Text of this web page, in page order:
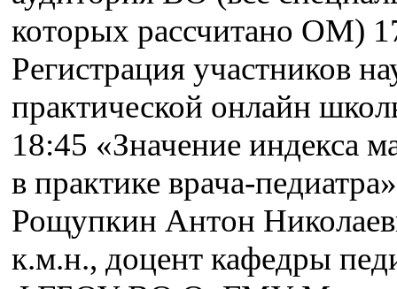
которых рассчитано ОМ)
Регистрация участников
практической онлайн
18:45 «Значение индекса
в практике врача-
Рощупкин Антон
к.м.н., доцент кафедры